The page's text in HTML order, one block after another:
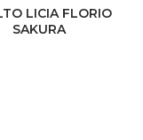
LICIA FLORIO
SAKURA